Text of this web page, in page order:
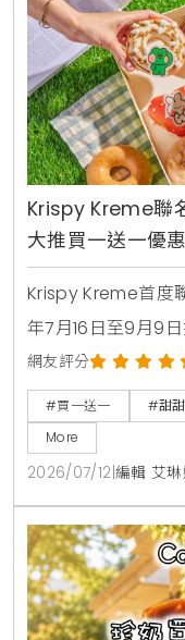
Krispy Kreme聯
大推買一送一優
Krispy Kreme首度
年7月16日至9月9
賣4款角色甜甜圈，
奶與柑橘可可，並
盲盒公仔。7月16
買minini禮盒送原
惠。
網友評分
#買一送一 #甜
More
2026/07/12 編輯 艾